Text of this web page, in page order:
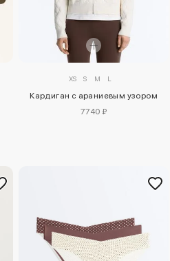
XS S M L
Кардиган с араниевым узором
7740 ₽